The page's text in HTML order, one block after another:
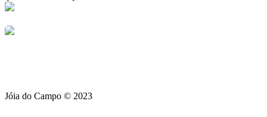
Jóia do Campo © 2023